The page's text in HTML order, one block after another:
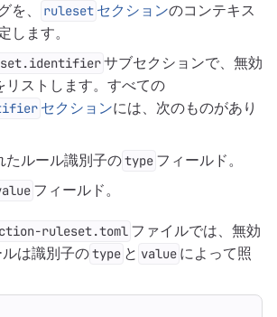
を、 ruleset セクションのコンテキス
します。
サブセクションで、無効
リストします。すべての
セクションには、次のものがあり
たルール識別子のtype フィールド。
フィールド。
ruleset.toml ファイルでは、無効
は識別子のtype と value によって照